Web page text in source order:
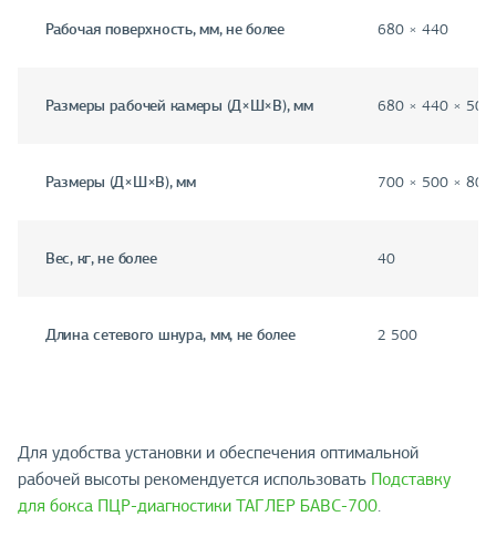
Рабочая поверхность, мм, не более 680 × 440
Размеры рабочей камеры (Д×Ш×В), мм 680 × 440 × 500
Размеры (Д×Ш×В), мм 700 × 500 × 800
Вес, кг, не более 40
Длина сетевого шнура, мм, не более 2 500
Для удобства установки и обеспечения оптимальной
рабочей высоты рекомендуется использовать Подставку
для бокса ПЦР-диагностики ТАГЛЕР БАВС-700.